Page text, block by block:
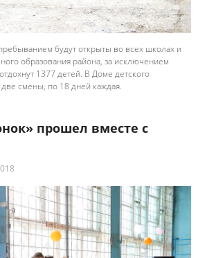
будут открыты во всех школах и
образования района, за исключением
1377 детей. В Доме детского
две смены, по 18 дней каждая.
прошел вместе с